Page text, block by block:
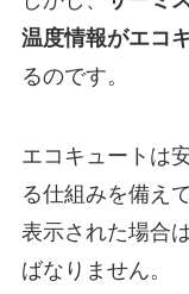
温度情報がエコ
るのです。
エコキュートは
る仕組みを備え
表示された場合
ばなりません。